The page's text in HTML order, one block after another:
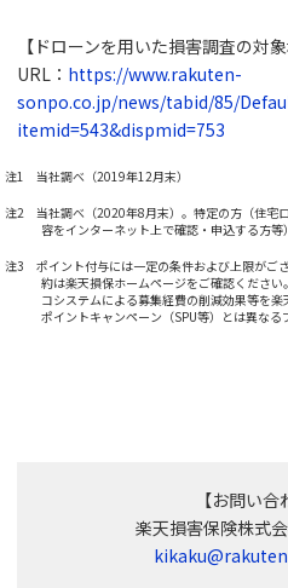
【ドローンを用いた損害調査の対
URL： https://www.rakuten-
sonpo.co.jp/news/tabid/85/
itemid=543&dispmid=753
注1 当社調べ（2019年12月末）
注2 当社調べ（2020年8月末）。特定の方（住宅
容をインターネット上で確認・申込する方等
注3 ポイント付与には一定の条件および上限がご
約は楽天損保ホームページをご確認くださ
コシステムによる募集経費の削減効果等を
ポイントキャンペーン（SPU等）とは異なる
【お問い合
楽天損害保険株式